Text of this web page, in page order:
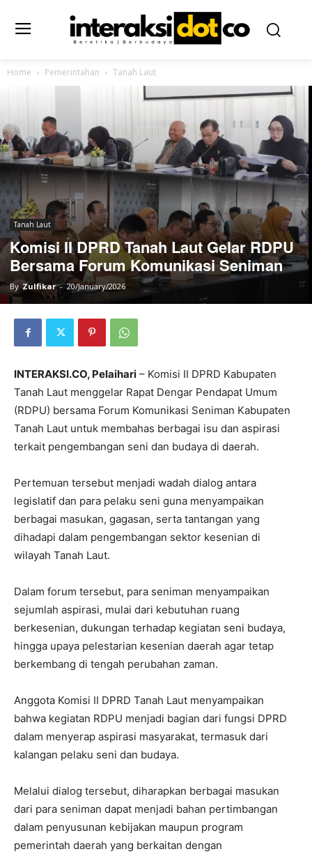
Home Pemerintahan Tanah Laut
Tanah Laut
Komisi II DPRD Tanah Laut Gelar RDPU
Bersama Forum Komunikasi Seniman
By Zulfikar - 20/January/2026
INTERAKSI.CO, Pelaihari – Komisi II DPRD Kabupaten
Tanah Laut menggelar Rapat Dengar Pendapat Umum
(RDPU) bersama Forum Komunikasi Seniman Kabupaten
Tanah Laut untuk membahas berbagai isu dan aspirasi
terkait pengembangan seni dan budaya di daerah.
Pertemuan tersebut menjadi wadah dialog antara
legislatif dan para pelaku seni guna menyampaikan
berbagai masukan, gagasan, serta tantangan yang
dihadapi dalam pengembangan sektor kesenian di
wilayah Tanah Laut.
Dalam forum tersebut, para seniman menyampaikan
sejumlah aspirasi, mulai dari kebutuhan ruang
berkesenian, dukungan terhadap kegiatan seni budaya,
hingga upaya pelestarian kesenian daerah agar tetap
berkembang di tengah perubahan zaman.
Anggota Komisi II DPRD Tanah Laut menyampaikan
bahwa kegiatan RDPU menjadi bagian dari fungsi DPRD
dalam menyerap aspirasi masyarakat, termasuk dari
kalangan pelaku seni dan budaya.
Melalui dialog tersebut, diharapkan berbagai masukan
dari para seniman dapat menjadi bahan pertimbangan
dalam penyusunan kebijakan maupun program
pemerintah daerah yang berkaitan dengan